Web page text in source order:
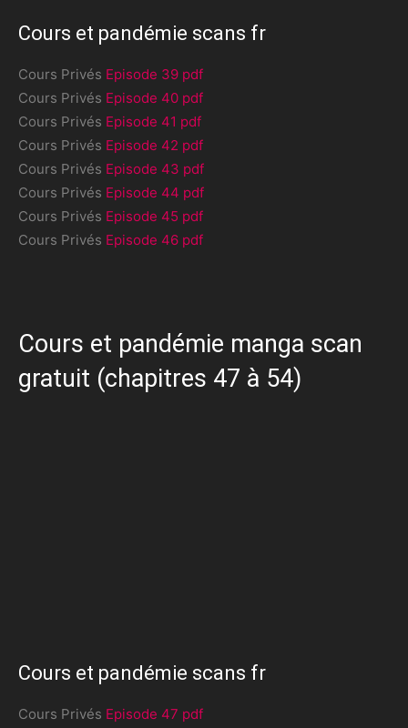
Cours et pandémie scans fr
Cours Privés Episode 39 pdf
Cours Privés Episode 40 pdf
Cours Privés Episode 41 pdf
Cours Privés Episode 42 pdf
Cours Privés Episode 43 pdf
Cours Privés Episode 44 pdf
Cours Privés Episode 45 pdf
Cours Privés Episode 46 pdf
Cours et pandémie manga scan
gratuit (chapitres 47 à 54)
Cours et pandémie scans fr
Cours Privés Episode 47 pdf